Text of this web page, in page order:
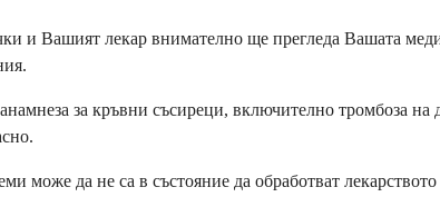
и Вашият лекар внимателно ще прегледа Вашата
за кръвни съсиреци, включително тромбоза
може да не са в състояние да обработват